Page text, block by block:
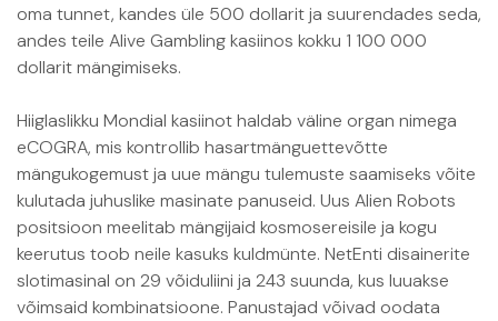
oma tunnet, kandes üle 500 dollarit ja suurendades seda,
andes teile Alive Gambling kasiinos kokku 1 100 000
dollarit mängimiseks.
Hiiglaslikku Mondial kasiinot haldab väline organ nimega
eCOGRA, mis kontrollib hasartmänguettevõtte
mängukogemust ja uue mängu tulemuste saamiseks võite
kulutada juhuslike masinate panuseid. Uus Alien Robots
positsioon meelitab mängijaid kosmosereisile ja kogu
keerutus toob neile kasuks kuldmünte. NetEnti disainerite
slotimasinal on 29 võiduliini ja 243 suunda, kus luuakse
võimsaid kombinatsioone. Panustajad võivad oodata